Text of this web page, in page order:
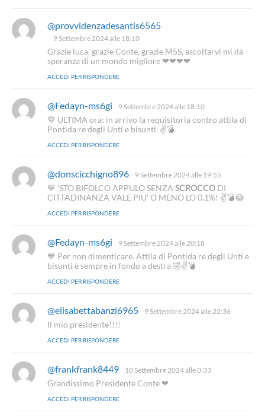
:
@provvidenzadesantis6565
d
e
9 Settembre 2024 alle 18:10
Grazie luca, grazie Conte, grazie M5S, ascoltarvi mi dà
speranza di un mondo migliore ❤❤❤❤
ACCEDI PER RISPONDERE
@Fedayn-ms6gi
a
d
t
o
:
9 Settembre 2024 alle 18:10
💙 ULTIMA ora: in arrivo la requisitoria contro attila di
Pontida re degli Unti e bisunti. ✌💣
ACCEDI PER RISPONDERE
@donscicchigno896
a
d
:
9 Settembre 2024 alle 19:55
💙 'STO BIFOLCO APPULO SENZA SCROCCO DI
CITTADINANZA VALE PIU' O MENO LO 0.1%! ✌💣😂
ACCEDI PER RISPONDERE
@Fedayn-ms6gi
a
d
t
o
:
9 Settembre 2024 alle 20:18
💙 Per non dimenticare. Attila di Pontida re degli Unti e
bisunti è sempre in fondo a destra 🤣✌💣
ACCEDI PER RISPONDERE
@elisabettabanzi6965
o
:
9 Settembre 2024 alle 22:36
Il mio presidente!!!!
ACCEDI PER RISPONDERE
@frankfrank8449
a
d
e
10 Settembre 2024 alle 0:33
Grandissimo Presidente Conte ❤
ACCEDI PER RISPONDERE